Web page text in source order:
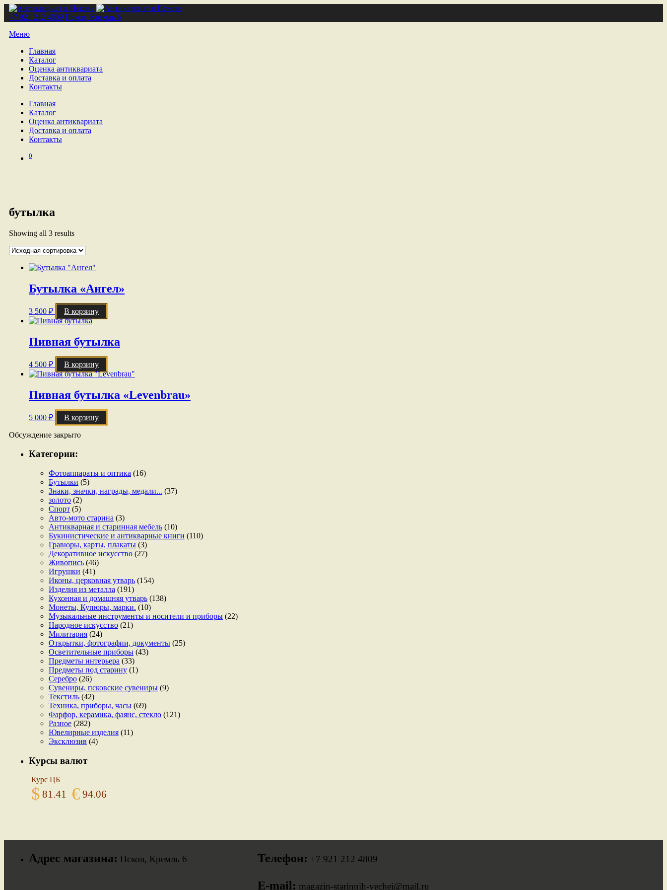
+7 921 212 4809 Псков, Кремль 6
Меню
Главная
Каталог
Оценка антиквариата
Доставка и оплата
Контакты
Главная
Каталог
Оценка антиквариата
Доставка и оплата
Контакты
0
бутылка
Showing all 3 results
Бутылка «Ангел»
3 500 ₽ В корзину
Пивная бутылка
4 500 ₽ В корзину
Пивная бутылка «Levenbrau»
5 000 ₽ В корзину
Обсуждение закрыто
Категории:
Фотоаппараты и оптика (16)
Бутылки (5)
Знаки, значки, награды, медали... (37)
золото (2)
Спорт (5)
Авто-мото старина (3)
Антикварная и старинная мебель (10)
Букинистические и антикварные книги (110)
Гравюры, карты, плакаты (3)
Декоративное искусство (27)
Живопись (46)
Игрушки (41)
Иконы, церковная утварь (154)
Изделия из металла (191)
Кухонная и домашняя утварь (138)
Монеты, Купюры, марки. (10)
Музыкальные инструменты и носители и приборы (22)
Народное искусство (21)
Милитария (24)
Открытки, фотографии, документы (25)
Осветительные приборы (43)
Предметы интерьера (33)
Предметы под старину (1)
Серебро (26)
Сувениры, псковские сувениры (9)
Текстиль (42)
Техника, приборы, часы (69)
Фарфор, керамика, фаянс, стекло (121)
Разное (282)
Ювелирные изделия (11)
Эксклюзив (4)
Курсы валют
Курс ЦБ
$ 81.41 € 94.06
Адрес магазина: Псков, Кремль 6 Телефон: +7 921 212 4809
E-mail: magazin-starinnih-vechei@mail.ru